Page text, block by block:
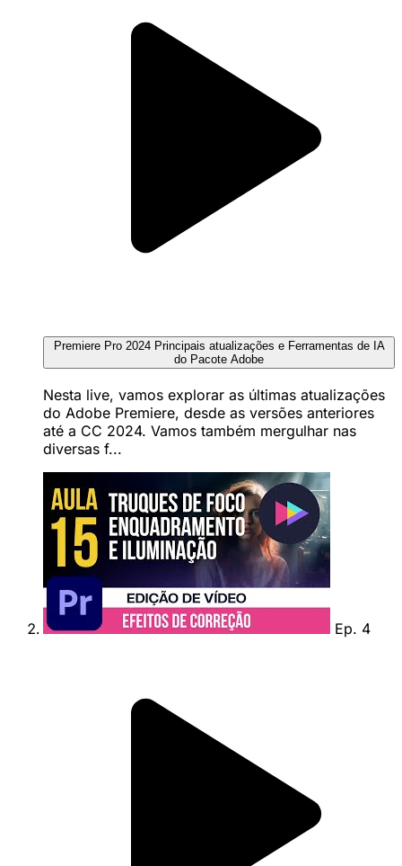
Premiere Pro 2024 Principais atualizações e Ferramentas de IA
do Pacote Adobe
Nesta live, vamos explorar as últimas atualizações
do Adobe Premiere, desde as versões anteriores
até a CC 2024. Vamos também mergulhar nas
diversas f...
Ep. 4